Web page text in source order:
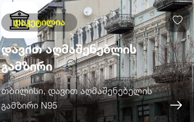
დაკეტილია
დავით აღმაშენებლის
გამზირი
თბილისი, დავით აღმაშენებელის
გამზირი N95